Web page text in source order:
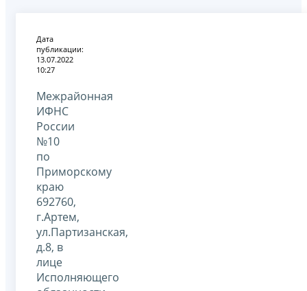
Дата
публикации:
13.07.2022
10:27
Межрайонная
ИФНС
России
№10
по
Приморскому
краю
692760,
г.Артем,
ул.Партизанская,
д.8, в
лице
Исполняющего